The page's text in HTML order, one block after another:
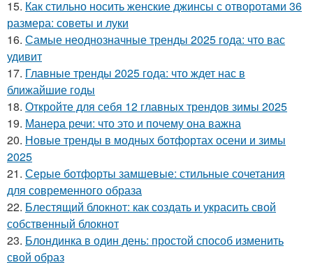
15. Как стильно носить женские джинсы с отворотами 36
размера: советы и луки
16. Самые неоднозначные тренды 2025 года: что вас
удивит
17. Главные тренды 2025 года: что ждет нас в
ближайшие годы
18. Откройте для себя 12 главных трендов зимы 2025
19. Манера речи: что это и почему она важна
20. Новые тренды в модных ботфортах осени и зимы
2025
21. Серые ботфорты замшевые: стильные сочетания
для современного образа
22. Блестящий блокнот: как создать и украсить свой
собственный блокнот
23. Блондинка в один день: простой способ изменить
свой образ